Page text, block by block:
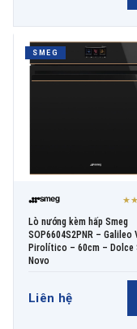
SMEG
Lò nướng kèm hấp Smeg
SOP6604S2PNR – Galileo
Pirolítico – 60cm – Dolce
Novo
Liên hệ